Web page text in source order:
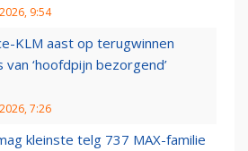
9:54
KLM aast op terugwinnen
‘hoofdpijn bezorgend’
7:26
kleinste telg 737 MAX-familie